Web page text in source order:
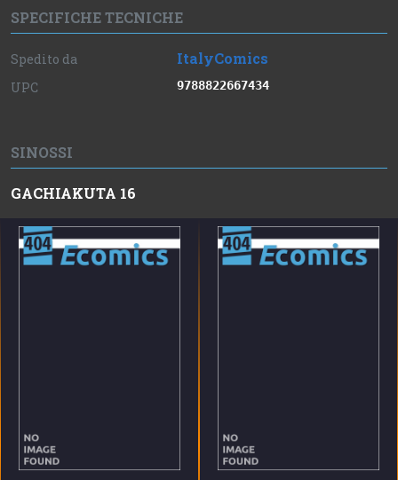
SPECIFICHE TECNICHE
Spedito da ItalyComics
UPC 9788822667434
SINOSSI
GACHIAKUTA 16